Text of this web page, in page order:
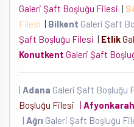
Galeri Şaft Boşluğu Filesi |
Filesi | Bilkent Galeri Şaft
Şaft Boşluğu Filesi | Etlik
Konutkent Galeri Şaft
| Adana Galeri Şaft Boşluğu
Boşluğu Filesi |
| Ağrı Galeri Şaft Boşluğu